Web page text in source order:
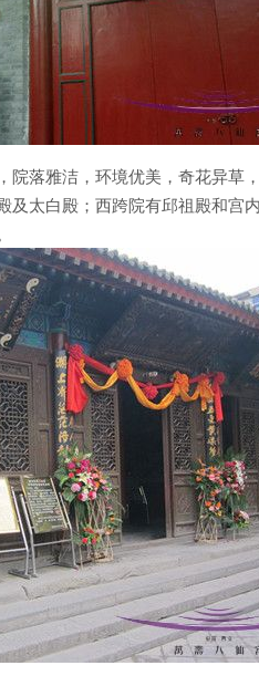
落雅洁，环境优美，奇花异
太白殿；西跨院有邱祖殿和宫